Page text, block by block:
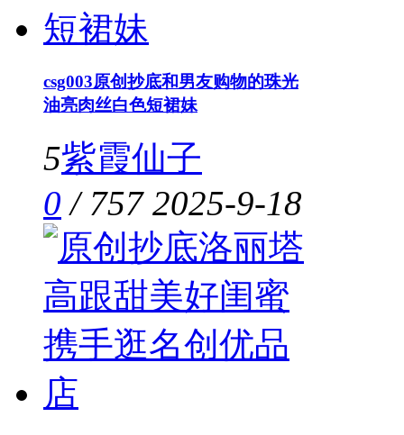
csg003原创抄底和男友购物的珠光
油亮肉丝白色短裙妹
5紫霞仙子
0 / 757 2025-9-18